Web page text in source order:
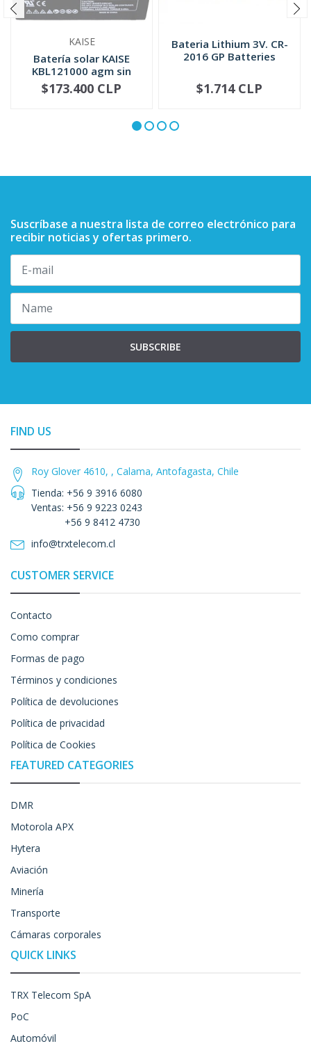
KAISE
Batería solar KAISE
KBL121000 agm sin
mantenimi...
NOT AVAILABLE
$173.400 CLP
Bateria Lithium 3V. CR-
2016 GP Batteries
+
$1.714 CLP
Suscríbase a nuestra lista de correo electrónico para
recibir noticias y ofertas primero.
SUBSCRIBE
FIND US
Roy Glover 4610, , Calama, Antofagasta, Chile
Tienda: +56 9 3916 6080
Ventas: +56 9 9223 0243
+56 9 8412 4730
info@trxtelecom.cl
CUSTOMER SERVICE
Contacto
Como comprar
Formas de pago
Términos y condiciones
Política de devoluciones
Política de privacidad
Política de Cookies
FEATURED CATEGORIES
DMR
Motorola APX
Hytera
Aviación
Minería
Transporte
Cámaras corporales
QUICK LINKS
TRX Telecom SpA
PoC
Automóvil